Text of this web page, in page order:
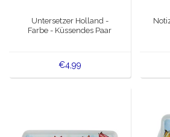
Grüße & Postkarten
Artikel des Königshauses
Wandteller - Bunt und Delfter Blau
Delfter blaue Magnete
Untersetzer Holland -
Farbe - Küssendes Paar
€4,99